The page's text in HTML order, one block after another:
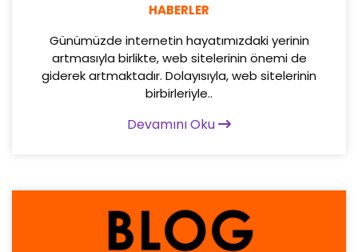
HABERLER
Günümüzde internetin hayatımızdaki yerinin
artmasıyla birlikte, web sitelerinin önemi de
giderek artmaktadır. Dolayısıyla, web sitelerinin
birbirleriyle..
Devamını Oku